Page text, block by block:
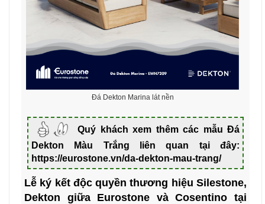
Đá Dekton Marina lát nền
Quý khách xem thêm các mẫu Đá
Dekton Màu Trắng liên quan tại đây:
https://eurostone.vn/da-dekton-mau-trang/
Lễ ký kết độc quyền thương hiệu Silestone,
Dekton giữa Eurostone và Cosentino tại